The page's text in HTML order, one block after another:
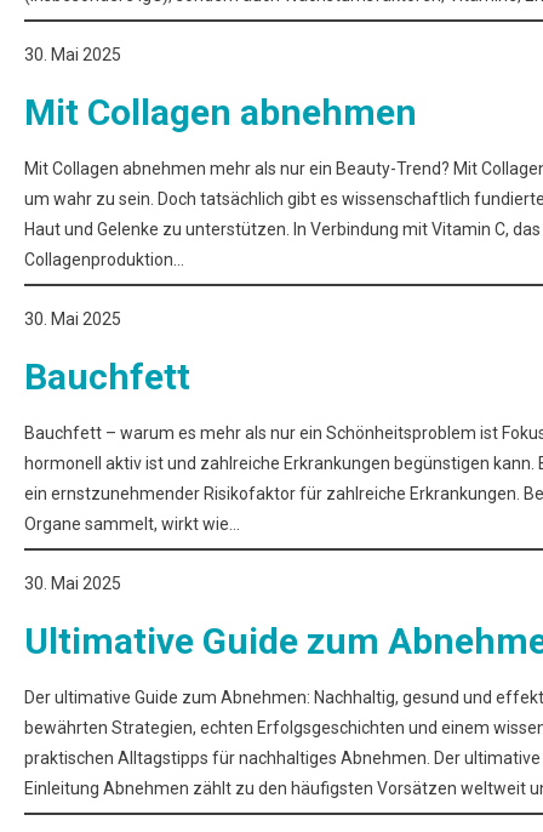
30. Mai 2025
Mit Collagen abnehmen
Mit Collagen abnehmen mehr als nur ein Beauty-Trend? Mit
um wahr zu sein. Doch tatsächlich gibt es wissenschaftlich
Haut und Gelenke zu unterstützen. In Verbindung mit Vitamin C,
Collagenproduktion…
30. Mai 2025
Bauchfett
Bauchfett – warum es mehr als nur ein Schönheitsproblem ist
hormonell aktiv ist und zahlreiche Erkrankungen begünstigen
ein ernstzunehmender Risikofaktor für zahlreiche Erkrankungen.
Organe sammelt, wirkt wie…
30. Mai 2025
Ultimative Guide zum
Der ultimative Guide zum Abnehmen: Nachhaltig, gesund und
bewährten Strategien, echten Erfolgsgeschichten und einem
praktischen Alltagstipps für nachhaltiges Abnehmen. Der
Einleitung Abnehmen zählt zu den häufigsten Vorsätzen weltweit